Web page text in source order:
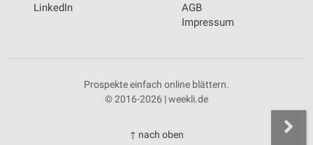
LinkedIn
AGB
Impressum
Prospekte einfach online blättern.
© 2016-2026 | weekli.de
↑ nach oben